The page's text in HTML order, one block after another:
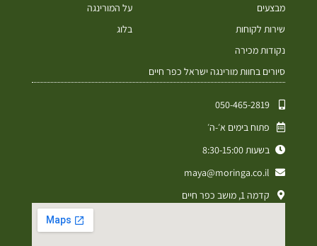
מבצעים
שירות לקוחות
נקודות מכירה
סיורים בחוות מורינגה ישראל כפר חיים
על המורינגה
בלוג
050-465-2819⁩
פתוח בימים א׳-ה׳
בשעות 8:30-15:00
maya@moringa.co.il
קדמה 1, מושב כפר חיים